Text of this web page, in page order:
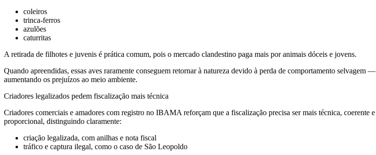
coleiros
trinca-ferros
azulões
caturritas
A retirada de filhotes e juvenis é prática comum, pois o mercado clandestino paga mais por animais dóceis e jovens.
Quando apreendidas, essas aves raramente conseguem retornar à natureza devido à perda de comportamento selvagem —
aumentando os prejuízos ao meio ambiente.
Criadores legalizados pedem fiscalização mais técnica
Criadores comerciais e amadores com registro no IBAMA reforçam que a fiscalização precisa ser mais técnica, coerente e
proporcional, distinguindo claramente:
criação legalizada, com anilhas e nota fiscal
tráfico e captura ilegal, como o caso de São Leopoldo